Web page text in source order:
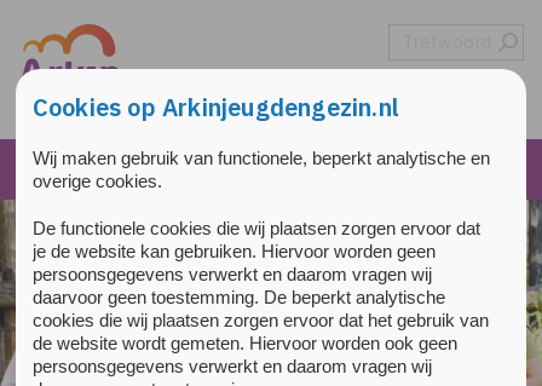
Cookies op Arkinjeugdengezin.nl
Wij maken gebruik van functionele, beperkt analytische en
overige cookies.
De functionele cookies die wij plaatsen zorgen ervoor dat
je de website kan gebruiken. Hiervoor worden geen
persoonsgegevens verwerkt en daarom vragen wij
daarvoor geen toestemming. De beperkt analytische
cookies die wij plaatsen zorgen ervoor dat het gebruik van
de website wordt gemeten. Hiervoor worden ook geen
persoonsgegevens verwerkt en daarom vragen wij